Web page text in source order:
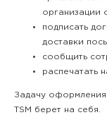
организации
подписать
доставки
сообщить
распечатать
Задачу оформления
TSM берет на себя.